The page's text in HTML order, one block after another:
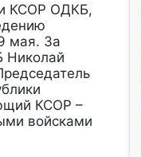
КСОР ОДКБ,
мая. За
Николай
КСОР –
войсками